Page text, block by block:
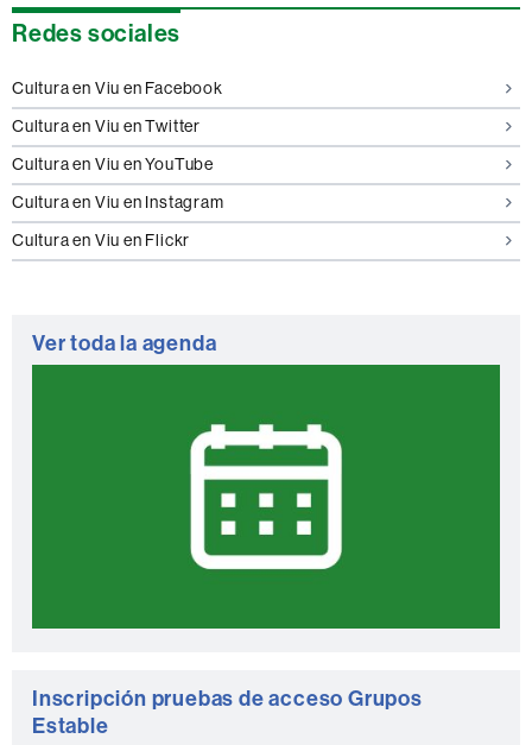
Información
Redes sociales
Cultura en Viu en Facebook
Cultura en Viu en Twitter
Cultura en Viu en YouTube
Cultura en Viu en Instagram
Cultura en Viu en Flickr
Ver toda la agenda
Inscripción pruebas de acceso Grupos
Estable